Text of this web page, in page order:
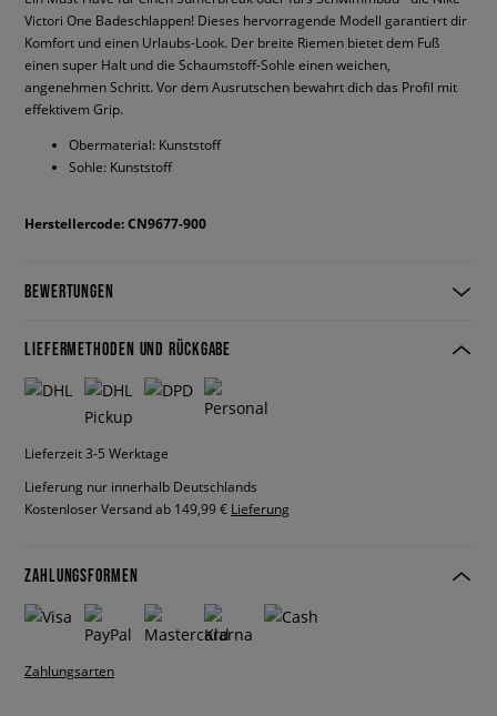
Victori One Badeschlappen! Dieses hervorragende Modell garantiert dir
Komfort und einen Urlaubs-Look. Der breite Riemen bietet dem Fuß
einen super Halt und die Schaumstoff-Sohle einen weichen,
angenehmen Schritt. Vor dem Ausrutschen bewahrt dich das Profil mit
effektivem Grip.
Obermaterial: Kunststoff
Sohle: Kunststoff
Herstellercode: CN9677-900
BEWERTUNGEN
LIEFERMETHODEN UND RÜCKGABE
Lieferzeit 3-5 Werktage
Lieferung nur innerhalb Deutschlands
Kostenloser Versand ab 149,99 € Lieferung
ZAHLUNGSFORMEN
Zahlungsarten